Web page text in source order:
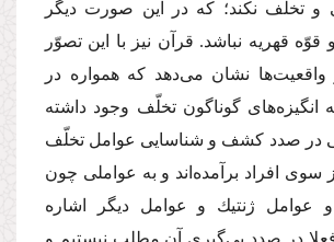
و تخلّف نكند؛ كه در این صورت دیگر
قوّه قهریه نباشد. قرآن نیز با این تصوّر
نشان مى‌دهد كه همواره در
انگیزه‌هاى گوناگون تخلّف وجود داشته
در صدد كشف و شناسایى عوامل تخلّف
سوى افراد برآمده‌اند و به عواملى چون
عوامل ژنتیك و عوامل دیگر اشاره
فعلا در صدد پى‌گیرى آن مطلب نیستیم و